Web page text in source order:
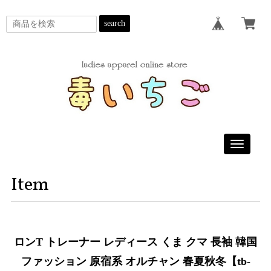
search
Toggle
Item
ロンT トレーナー レディース くま クマ 長袖 韓国
ファッション 原宿系 オルチャン 春夏秋冬【tb-